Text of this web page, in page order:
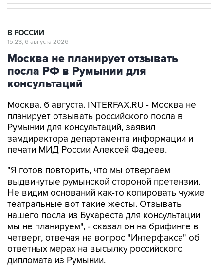
В РОССИИ
15:23, 6 августа 2026
Москва не планирует отзывать
посла РФ в Румынии для
консультаций
Москва. 6 августа. INTERFAX.RU - Москва не
планирует отзывать российского посла в
Румынии для консультаций, заявил
замдиректора департамента информации и
печати МИД России Алексей Фадеев.
"Я готов повторить, что мы отвергаем
выдвинутые румынской стороной претензии.
Не видим оснований как-то копировать чужие
театральные вот такие жесты. Отзывать
нашего посла из Бухареста для консультации
мы не планируем", - сказал он на брифинге в
четверг, отвечая на вопрос "Интерфакса" об
ответных мерах на высылку российского
дипломата из Румынии.